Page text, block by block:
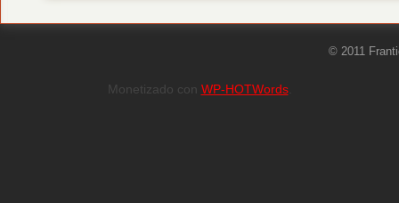
© 2011
Monetizado con WP-HOTWords.